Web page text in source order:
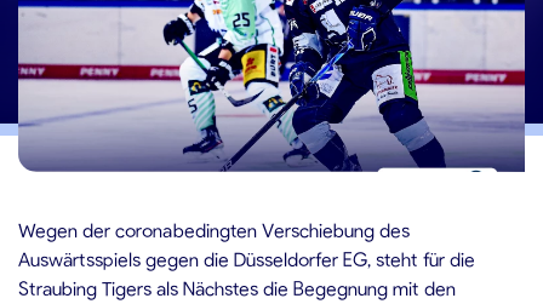
Wegen der coronabedingten Verschiebung des
Auswärtsspiels gegen die Düsseldorfer EG, steht für die
Straubing Tigers als Nächstes die Begegnung mit den